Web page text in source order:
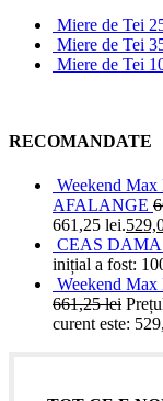
Miere de Tei
Miere de Tei
Miere de Tei
RECOMANDATE
Weekend Max
AFALANGE
661,25 lei.
CEAS
inițial a fost:
Weekend
661,25lei
curent este: